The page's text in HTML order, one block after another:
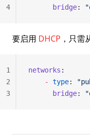
      bridge
:
4
要启用 DHCP ，只需
networks :
    -
type:
      bridge
:
1
2
3